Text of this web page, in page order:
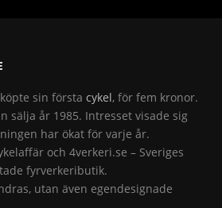
sin förstacykel, för fem kronor.
sälja år 1985. Intresset visade sig
har ökat för varje år.
och 4verkeri.se – Sveriges
fyrverkeributik.
utan även egendesignade